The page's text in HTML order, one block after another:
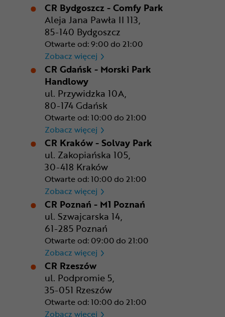
CR Bydgoszcz - Comfy Park
Aleja Jana Pawła II 113,
85-140 Bydgoszcz
Otwarte od: 9:00 do 21:00
Zobacz więcej CR Bydgoszcz - Comfy Park
CR Gdańsk - Morski Park
Handlowy
ul. Przywidzka 10A,
80-174 Gdańsk
Otwarte od: 10:00 do 21:00
Zobacz więcej CR Gdańsk - Morski Park
CR Kraków - Solvay Park
ul. Zakopiańska 105,
30-418 Kraków
Otwarte od: 10:00 do 21:00
Zobacz więcej CR Kraków - Solvay Park
CR Poznań - M1 Poznań
ul. Szwajcarska 14,
61-285 Poznań
Otwarte od: 09:00 do 21:00
Zobacz więcej CR Poznań - M1 Poznań
CR Rzeszów
ul. Podpromie 5,
35-051 Rzeszów
Otwarte od: 10:00 do 21:00
Zobacz więcej CR Rzeszów